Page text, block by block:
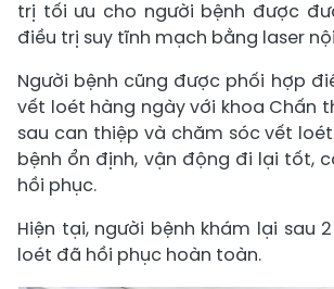
trị tối ưu cho người bệnh được
điều trị suy tĩnh mạch bằng laser
Người bệnh cũng được phối hợp
vết loét hàng ngày với khoa Chấn
sau can thiệp và chăm sóc vết
bệnh ổn định, vận động đi lại tốt,
hồi phục.
Hiện tại, người bệnh khám lại sau
loét đã hồi phục hoàn toàn.